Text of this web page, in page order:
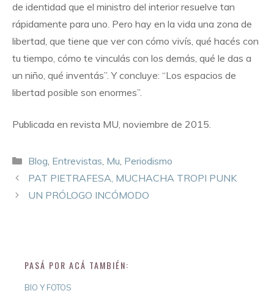
de identidad que el ministro del interior resuelve tan
rápidamente para uno. Pero hay en la vida una zona de
libertad, que tiene que ver con cómo vivís, qué hacés con
tu tiempo, cómo te vinculás con los demás, qué le das a
un niño, qué inventás”. Y concluye: “Los espacios de
libertad posible son enormes”.
Publicada en revista MU, noviembre de 2015.
Blog, Entrevistas, Mu, Periodismo
PAT PIETRAFESA, MUCHACHA TROPI PUNK
UN PRÓLOGO INCÓMODO
PASÁ POR ACÁ TAMBIÉN:
BIO Y FOTOS